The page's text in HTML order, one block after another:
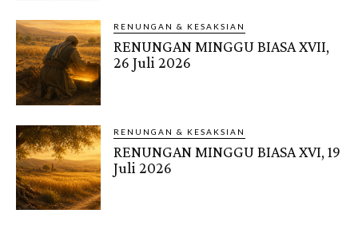
RENUNGAN & KESAKSIAN
RENUNGAN MINGGU BIASA XVII,
26 Juli 2026
RENUNGAN & KESAKSIAN
RENUNGAN MINGGU BIASA XVI, 19
Juli 2026